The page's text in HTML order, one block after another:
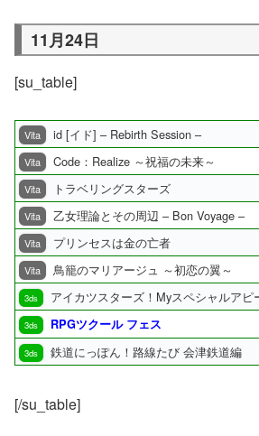
11月24日
[su_table]
Vita id [イド] – Rebirth Session –
Vita Code：Realize ～祝福の未来～
Vita トラベリングスターズ
Vita 乙女理論とその周辺 – Bon Voyage –
Vita プリンセスは金の亡者
Vita 鳥籠のマリアージュ ～初恋の翼～
3ds アイカツスターズ！Myスペシャルアピ
3ds RPGツクール フェス
3ds 鉄道にっぽん！路線たび 会津鉄道編
[/su_table]